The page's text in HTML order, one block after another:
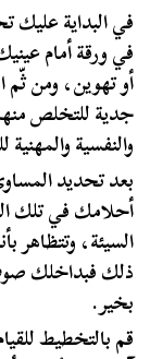
في البداية
في ورقة أمام
أو تهوين، ومن ثّم
جدية للتخلص
والنفسية
بعد تحديد
أحلامك في تلك
السيئة،
ذلك فبداخلك
بخير.
قم بالتخطيط